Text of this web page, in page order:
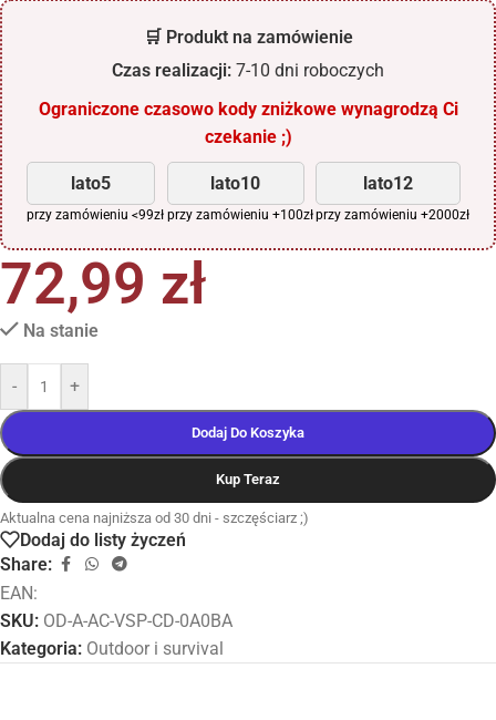
🛒 Produkt na zamówienie
Czas realizacji: 7-10 dni roboczych
Ograniczone czasowo kody zniżkowe wynagrodzą Ci
czekanie ;)
lato5
przy zamówieniu <99zł
lato10
przy zamówieniu +100zł
lato12
przy zamówieniu +2000zł
72,99 zł
Na stanie
- +
Dodaj Do Koszyka
Kup Teraz
Aktualna cena najniższa od 30 dni - szczęściarz ;)
Dodaj do listy życzeń
Share:
EAN:
SKU: OD-A-AC-VSP-CD-0A0BA
Kategoria: Outdoor i survival